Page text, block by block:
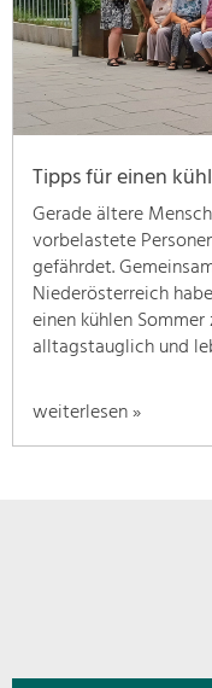
Tipps für einen
Gerade ältere
vorbelastete
gefährdet.
Niederösterreich
einen kühlen
alltagstauglich und
weiterlesen »